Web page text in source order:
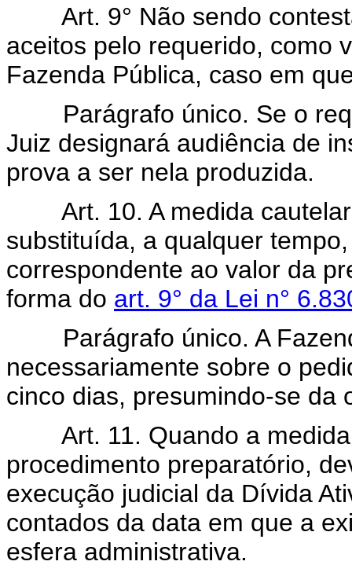
Art. 9° Não sendo
aceitos pelo requerido, como
Fazenda Pública, caso em
Parágrafo único. Se o
Juiz designará audiência de
prova a ser nela produzida.
Art. 10. A medida
substituída, a qualquer
correspondente ao valor da
forma do art. 9° da Lei n°
Parágrafo único. A
necessariamente sobre o
cinco dias, presumindo-se da
Art. 11. Quando a
procedimento preparatório,
execução judicial da Dívida
contados da data em que a
esfera administrativa.